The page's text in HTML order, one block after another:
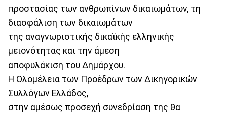
προστασίας των ανθρωπίνων δικαιωμάτων, τη
διασφάλιση των δικαιωμάτων
της αναγνωριστικής δικαϊκής ελληνικής
μειονότητας και την άμεση
αποφυλάκιση του Δημάρχου.
Η Ολομέλεια των Προέδρων των Δικηγορικών
Συλλόγων Ελλάδος,
στην αμέσως προσεχή συνεδρίαση της θα